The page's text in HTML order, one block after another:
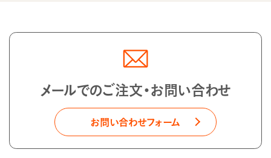
メールでのご注文・お問い合わせ
お問い合わせフォーム